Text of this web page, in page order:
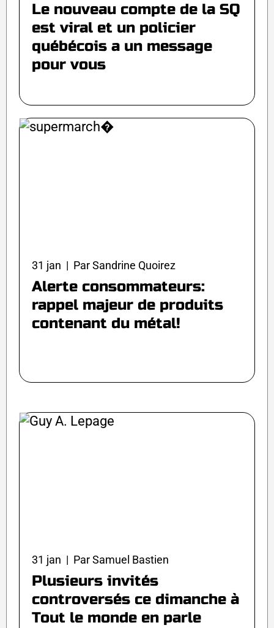
Le nouveau compte de la SQ
est viral et un policier
québécois a un message
pour vous
31 jan | Par Sandrine Quoirez
Alerte consommateurs:
rappel majeur de produits
contenant du métal!
31 jan | Par Samuel Bastien
Plusieurs invités
controversés ce dimanche à
Tout le monde en parle